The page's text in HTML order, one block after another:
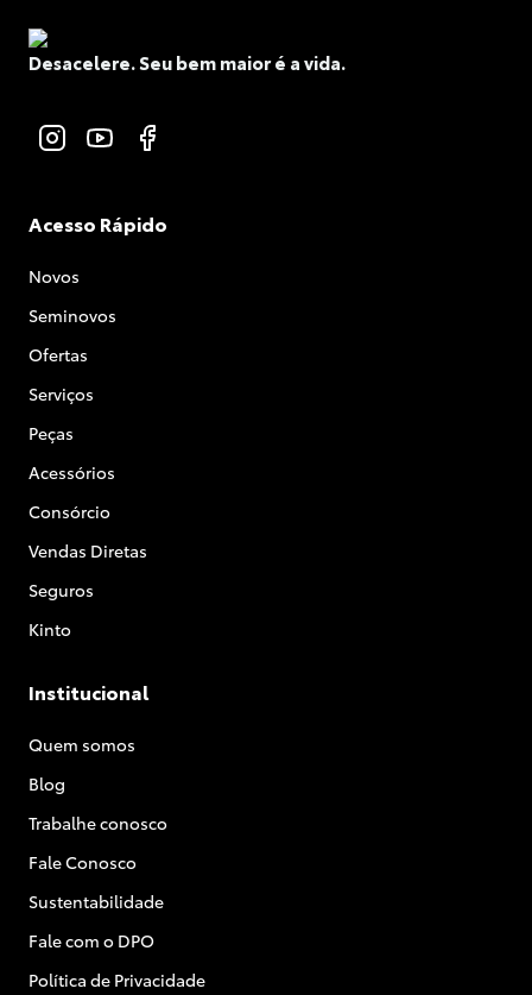
Desacelere. Seu bem maior é a vida.
Acesso Rápido
Novos
Seminovos
Ofertas
Serviços
Peças
Acessórios
Consórcio
Vendas Diretas
Seguros
Kinto
Institucional
Quem somos
Blog
Trabalhe conosco
Fale Conosco
Sustentabilidade
Fale com o DPO
Política de Privacidade